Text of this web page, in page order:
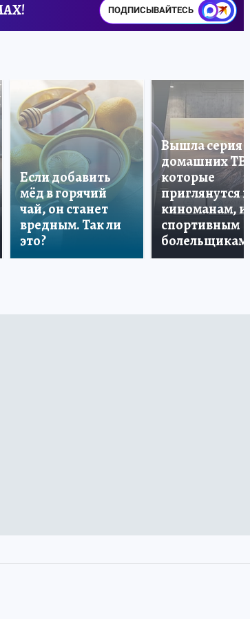
ПОДПИСЫВАЙТЕСЬ
Если добавить
мёд в горячий
чай, он станет
вредным. Так ли
это?
Вышла серия
домашних ТВ,
которые
приглянутся и
киноманам, и
спортивным
болельщикам